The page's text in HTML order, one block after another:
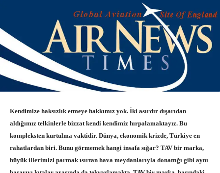
Kendimize haksızlık etmeye hakkımız yok. İki asırdır dışarıdan
aldığımız telkinlerle bizzat kendi kendimiz hırpalamaktayız. Bu
kompleksten kurtulma vaktidir. Dünya, ekonomik krizde, Türkiye en
rahatlardan biri. Bunu görmemek hangi insafa sığar? TAV bir marka,
büyük illerimizi parmak ısırtan hava meydanlarıyla donattığı gibi aynı